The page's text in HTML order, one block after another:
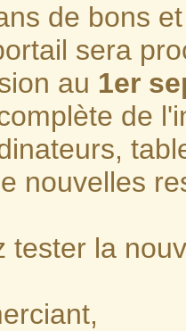
de bons
sera
au 1er
de
nouvelles
tester la